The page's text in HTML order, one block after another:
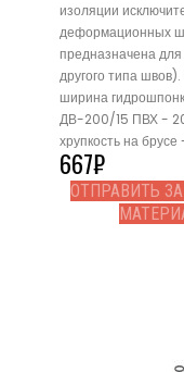
изоляции
деформационных
предназначена
другого типа
ширина
ДВ-200/15 ПВХ -
хрупкость на
667₽
ОТПРАВИТЬ